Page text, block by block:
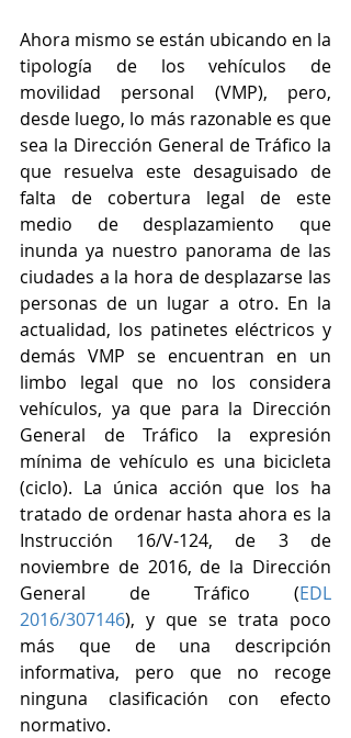
Ahora mismo se están ubicando en la
tipología de los vehículos de
movilidad personal (VMP), pero,
desde luego, lo más razonable es que
sea la Dirección General de Tráfico la
que resuelva este desaguisado de
falta de cobertura legal de este
medio de desplazamiento que
inunda ya nuestro panorama de las
ciudades a la hora de desplazarse las
personas de un lugar a otro. En la
actualidad, los patinetes eléctricos y
demás VMP se encuentran en un
limbo legal que no los considera
vehículos, ya que para la Dirección
General de Tráfico la expresión
mínima de vehículo es una bicicleta
(ciclo). La única acción que los ha
tratado de ordenar hasta ahora es la
Instrucción 16/V-124, de 3 de
noviembre de 2016, de la Dirección
General de Tráfico (EDL
2016/307146), y que se trata poco
más que de una descripción
informativa, pero que no recoge
ninguna clasificación con efecto
normativo.